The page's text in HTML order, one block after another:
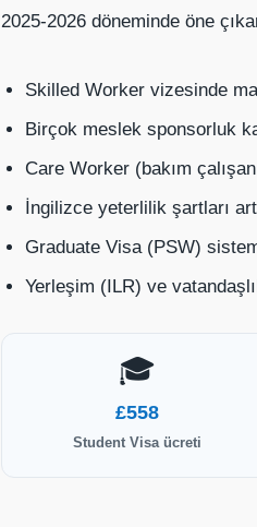
2025-2026 döneminde öne
Skilled Worker vizesinde
Birçok meslek sponsorluk
Care Worker (bakım
İngilizce yeterlilik şartları
Graduate Visa (PSW)
Yerleşim (ILR) ve
🎓
£558
Student Visa ücreti